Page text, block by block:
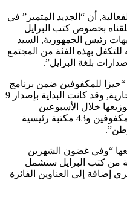
أن “الجديد المتميز” في
الذي أطلقناه بخصوص كتب البرايل
رئيس الجمهورية, السيد
للتكفل بهذه الفئة من المجتمع
بلغة البرايل”.
للمكفوفين ضمن برنامج
طموح سيتواصل على مدار السنة الجارية, وقد كانت البداية بإصدار 9
خلال الأسبوعين
القادمين على أكثر من 24 مدرسة للمكفوفين و43 مكتبة رئيسية
“وفي غضون الشهرين
يقارب 20 ألف نسخة من كتب البرايل ستشمل
إضافة إلى العناوين الفائزة